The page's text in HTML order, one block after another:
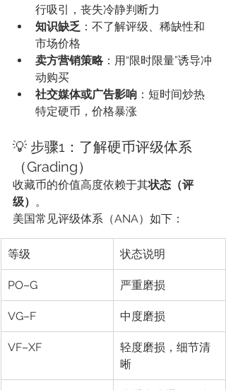
行吸引，丧失冷静判断力
知识缺乏 ：不了解评级、稀缺性和
市场价格
卖方营销策略：用“限时限量”诱导冲
动购买
社交媒体或广告影响 ：短时间炒热
特定硬币，价格暴涨
💡 步骤1：了解硬币评级体系
（Grading）
收藏币的价值高度依赖于其状态（评
级） 。
美国常见评级体系（ANA）如下：
等级 状态说明
PO–G 严重磨损
VG–F 中度磨损
VF–XF
轻度磨损，细节清
晰